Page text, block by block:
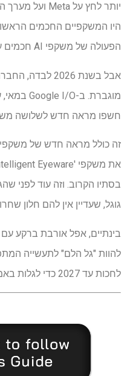
היו המשקפיים החכמים
הפעולה של משקפי AI חכמים עם ה-Meta Ray-Ban הלבישים.
אבל בשנת 2026
חשפו מראה חדש לשלושה
גוגל, שעדיין אין להם חלון
בינתיים, אפל אורבת ברקע
להוות "גל הלם" לתעשייה
לחכות עד 2027 כדי לגלות באמת.